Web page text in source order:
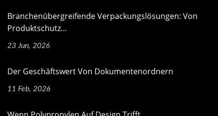
Branchenübergreifende Verpackungslösungen: Von
Produktschutz...
23 Jun, 2026
Der Geschäftswert Von Dokumentenordnern
11 Feb, 2026